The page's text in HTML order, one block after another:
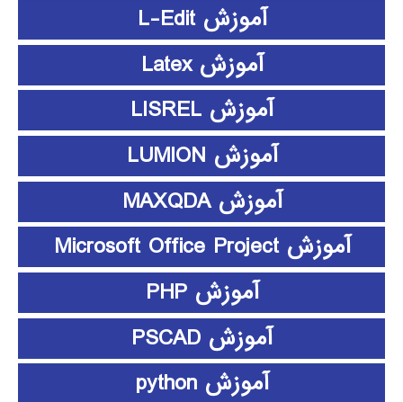
آموزش L-Edit
آموزش Latex
آموزش LISREL
آموزش LUMION
آموزش MAXQDA
آموزش Microsoft Office Project
آموزش PHP
آموزش PSCAD
آموزش python